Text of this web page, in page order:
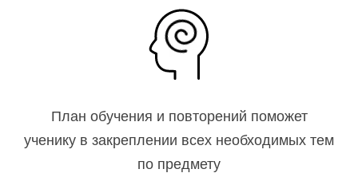
План обучения и повторений поможет
ученику в закреплении всех необходимых тем
по предмету